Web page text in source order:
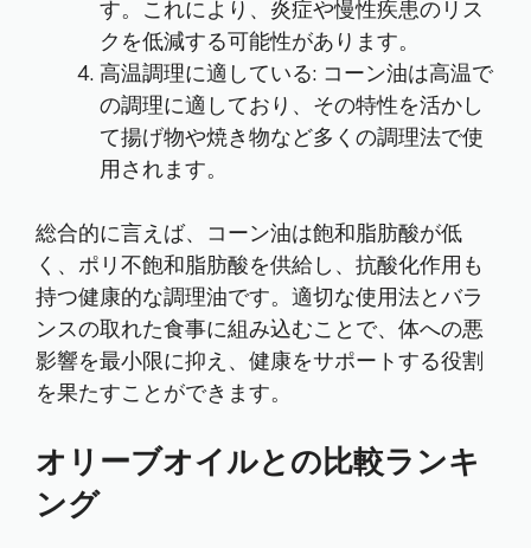
す。これにより、炎症や慢性疾患のリス
クを低減する可能性があります。
高温調理に適している: コーン油は高温で
の調理に適しており、その特性を活かし
て揚げ物や焼き物など多くの調理法で使
用されます。
総合的に言えば、コーン油は飽和脂肪酸が低
く、ポリ不飽和脂肪酸を供給し、抗酸化作用も
持つ健康的な調理油です。適切な使用法とバラ
ンスの取れた食事に組み込むことで、体への悪
影響を最小限に抑え、健康をサポートする役割
を果たすことができます。
オリーブオイルとの比較ランキ
ング